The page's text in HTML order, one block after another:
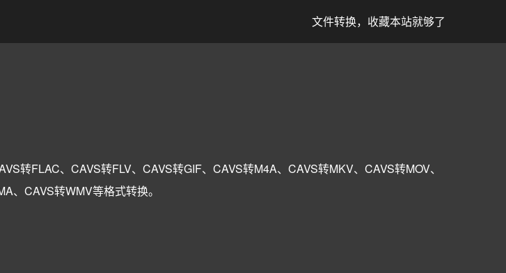
文件转换，收藏本站就够了
转FLAC、CAVS转FLV、CAVS转GIF、CAVS转M4A、CAVS转MKV、CAVS转MOV、
、CAVS转WMV等格式转换。